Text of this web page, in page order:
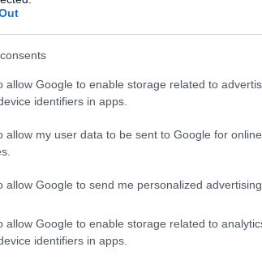
allow Google to enable storage related to
identifiers in apps.
allow my user data to be sent to Google for
allow Google to send me personalized advertising.
allow Google to enable storage related to
identifiers in apps.
nella sezione
Di Gallura Unione Comuni Alta Gallura
i tuoi video e le tue foto
+39 345 356 7512
di GalluraOggi.it